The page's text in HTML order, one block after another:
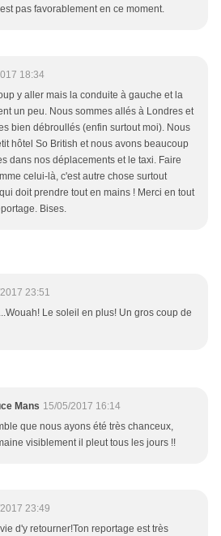
pas favorablement en ce moment.
18:34
y aller mais la conduite à gauche et la
un peu. Nous sommes allés à Londres et
bien débroullés (enfin surtout moi). Nous
hôtel So British et nous avons beaucoup
dans nos déplacements et le taxi. Faire
celui-là, c'est autre chose surtout
doit prendre tout en mains ! Merci en tout
Bises.
23:51
Le soleil en plus! Un gros coup de
Mans 15/05/2017 16:14
que nous ayons été très chanceux,
visiblement il pleut tous les jours !!
23:49
d'y retourner!Ton reportage est très